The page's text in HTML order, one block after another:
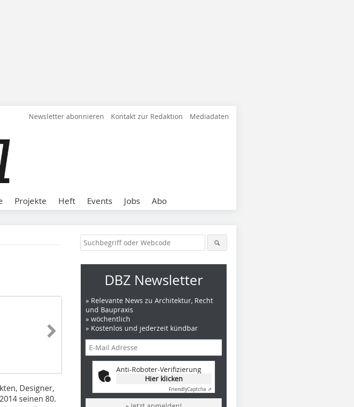
Newsletter abonnieren Kontakt zur Redaktion Mediadaten
Projekte Heft Events Jobs Abo
Designer,
seinen 80.
DBZ Newsletter
» Relevante News zu Architektur, Recht
und Baupraxis
» wöchentlich
» Kostenlos und jederzeit kündbar
Anti-Roboter-Verifizierung
Hier klicken
FriendlyCaptcha ⇗